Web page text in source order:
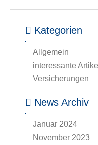
Kategorien
Allgemein
interessante Artikel
Versicherungen
News Archiv
Januar 2024
November 2023